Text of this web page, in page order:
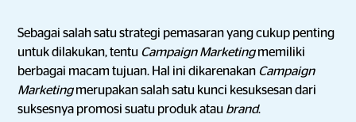
Sebagai salah satu strategi pemasaran yang cukup penting
untuk dilakukan, tentu Campaign Marketingmemiliki
berbagai macam tujuan. Hal ini dikarenakan Campaign
Marketingmerupakan salah satu kunci kesuksesan dari
suksesnya promosi suatu produk atau brand.